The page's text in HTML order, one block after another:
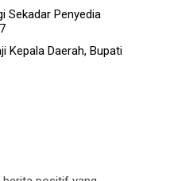
Sekadar Penyedia
Kepala Daerah, Bupati